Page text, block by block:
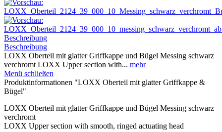
Beschreibung
Beschreibung
LOXX Oberteil mit glatter Griffkappe und Bügel Messing schwarz
verchromt LOXX Upper section with... mehr
Menü schließen
Produktinformationen "LOXX Oberteil mit glatter Griffkappe &
Bügel"
LOXX Oberteil mit glatter Griffkappe und Bügel Messing schwarz
verchromt
LOXX Upper section with smooth, ringed actuating head